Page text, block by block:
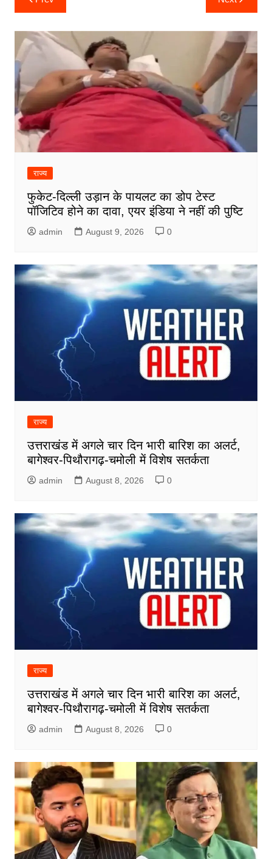
navigation
राज्य
फुकेट-दिल्ली उड़ान के पायलट का डोप टेस्ट
पॉजिटिव होने का दावा, एयर इंडिया ने नहीं की पुष्टि
admin August 9, 2026 0
राज्य
उत्तराखंड में अगले चार दिन भारी बारिश का अलर्ट,
बागेश्वर-पिथौरागढ़-चमोली में विशेष सतर्कता
admin August 8, 2026 0
राज्य
उत्तराखंड में अगले चार दिन भारी बारिश का अलर्ट,
बागेश्वर-पिथौरागढ़-चमोली में विशेष सतर्कता
admin August 8, 2026 0